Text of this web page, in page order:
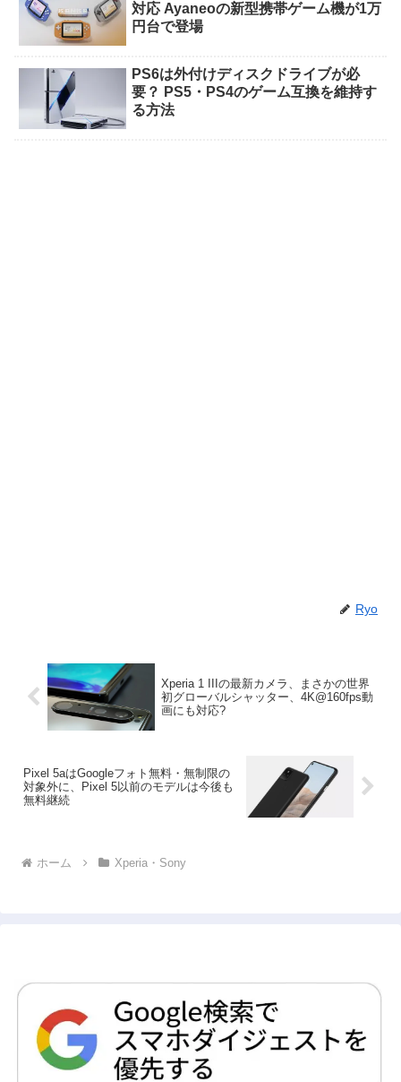
対応 Ayaneoの新型携帯ゲーム機が1万
円台で登場
PS6は外付けディスクドライブが必
要？ PS5・PS4のゲーム互換を維持す
る方法
Ryo
Xperia 1 IIIの最新カメラ、まさかの世界
初グローバルシャッター、4K@160fps動
画にも対応?
Pixel 5aはGoogleフォト無料・無制限の
対象外に、Pixel 5以前のモデルは今後も
無料継続
ホーム Xperia・Sony